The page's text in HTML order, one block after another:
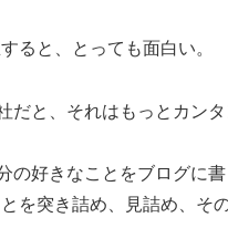
ると、とっても面白い。
だと、それはもっとカン
の好きなことをブログに書
を突き詰め、見詰め、そ